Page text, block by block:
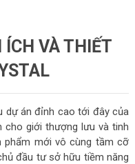
ÍCH VÀ THIẾT
dự án đỉnh cao tới đây của
cho giới thượng lưu và tinh
phẩm mới vô cùng tầm cỡ
đầu tư sở hữu tiềm năng